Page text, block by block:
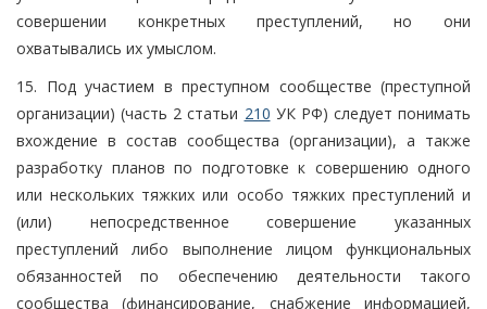
совершении конкретных преступлений, но они
охватывались их умыслом.
15. Под участием в преступном сообществе (преступной
организации) (часть 2 статьи 210 УК РФ) следует понимать
вхождение в состав сообщества (организации), а также
разработку планов по подготовке к совершению одного
или нескольких тяжких или особо тяжких преступлений и
(или) непосредственное совершение указанных
преступлений либо выполнение лицом функциональных
обязанностей по обеспечению деятельности такого
сообщества (финансирование, снабжение информацией,